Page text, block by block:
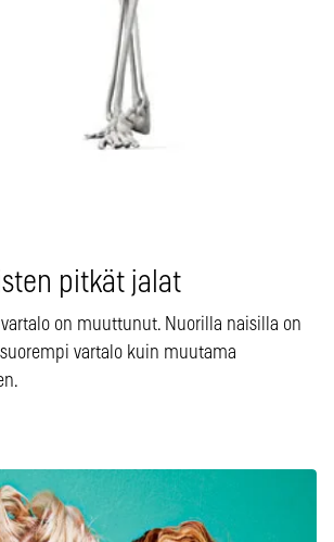
pitkät jalat
on muuttunut. Nuorilla naisilla on
vartalo kuin muutama